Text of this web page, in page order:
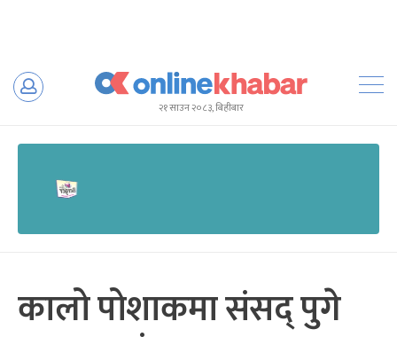
Skip
२१ साउन २०८३, बिहीबार
कालो पोशाकमा संसद् पुगे